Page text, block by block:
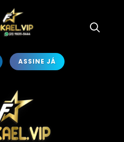
ASSINE JÁ